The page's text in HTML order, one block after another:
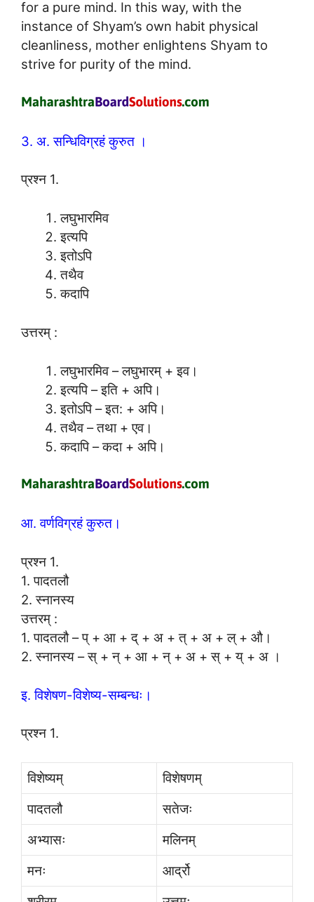
for a pure mind. In this way, with the
instance of Shyam’s own habit physical
cleanliness, mother enlightens Shyam to
strive for purity of the mind.
3. अ. सन्धिविग्रहं कुरुत ।
प्रश्न 1.
लघुभारमिव
इत्यपि
इतोऽपि
तथैव
कदापि
उत्तरम् :
लघुभारमिव – लघुभारम् + इव।
इत्यपि – इति + अपि।
इतोऽपि – इत: + अपि।
तथैव – तथा + एव।
कदापि – कदा + अपि।
आ. वर्णविग्रहं कुरुत।
प्रश्न 1.
1. पादतलौ
2. स्नानस्य
उत्तरम् :
1. पादतलौ – प् + आ + द् + अ + त् + अ + ल् + औ।
2. स्नानस्य – स् + न् + आ + न् + अ + स् + य् + अ ।
इ. विशेषण-विशेष्य-सम्बन्धः।
प्रश्न 1.
विशेष्यम्
विशेषणम्
पादतलौ
सतेजः
अभ्यासः
मलिनम्
मनः
आर्द्रो